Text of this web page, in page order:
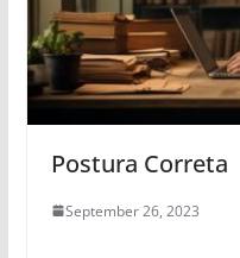
Postura Correta
September 26, 2023